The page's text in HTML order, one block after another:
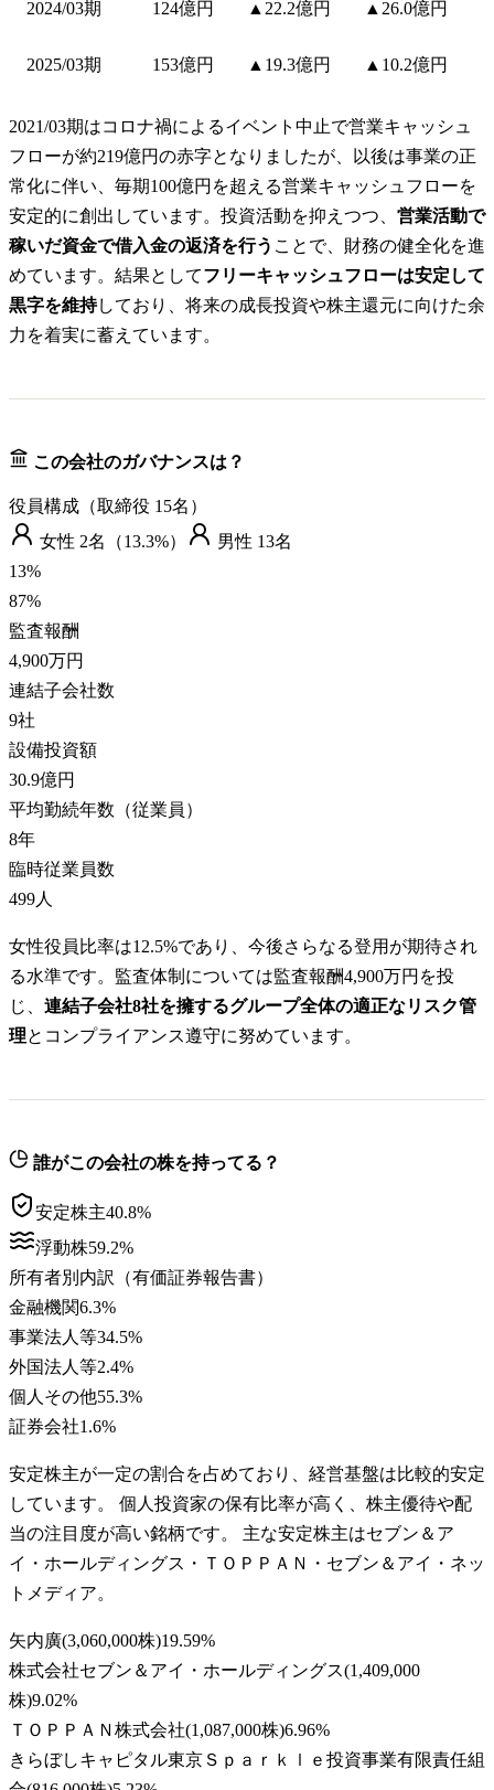
2024/03期 124億円 ▲22.2億円 ▲26.0億円
2025/03期 153億円 ▲19.3億円 ▲10.2億円
2021/03期はコロナ禍によるイベント中止で営業キャッシュ
フローが約219億円の赤字となりましたが、以後は事業の正
常化に伴い、毎期100億円を超える営業キャッシュフローを
安定的に創出しています。投資活動を抑えつつ、 営業活動で
稼いだ資金で借入金の返済を行う ことで、財務の健全化を進
めています。結果としてフリーキャッシュフローは安定して
黒字を維持しており、将来の成長投資や株主還元に向けた余
力を着実に蓄えています。
この会社のガバナンスは？
役員構成（取締役 15名）
女性 2名（13.3%） 男性 13名
13%
87%
監査報酬
4,900万円
連結子会社数
9社
設備投資額
30.9億円
平均勤続年数（従業員）
8年
臨時従業員数
499人
女性役員比率は12.5%であり、今後さらなる登用が期待され
る水準です。監査体制については監査報酬4,900万円を投
じ、 連結子会社8社を擁するグループ全体の適正なリスク管
理とコンプライアンス遵守に努めています。
誰がこの会社の株を持ってる？
安定株主40.8%
浮動株59.2%
所有者別内訳（有価証券報告書）
金融機関6.3%
事業法人等34.5%
外国法人等2.4%
個人その他55.3%
証券会社1.6%
安定株主が一定の割合を占めており、経営基盤は比較的安定
しています。 個人投資家の保有比率が高く、株主優待や配
当の注目度が高い銘柄です。 主な安定株主はセブン＆ア
イ・ホールディングス・ＴＯＰＰＡＮ・セブン＆アイ・ネッ
トメディア。
矢内廣(3,060,000株)19.59%
株式会社セブン＆アイ・ホールディングス(1,409,000
株)9.02%
ＴＯＰＰＡＮ株式会社(1,087,000株)6.96%
きらぼしキャピタル東京Ｓｐａｒｋｌｅ投資事業有限責任組